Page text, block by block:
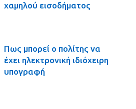
χαμηλού εισοδήματος
Πως μπορεί ο πολίτης να
έχει ηλεκτρονική ιδιόχειρη
υπογραφή